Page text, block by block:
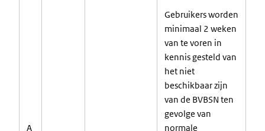
A
Gebruikers worden
minimaal 2 weken
van te voren in
kennis gesteld van
het niet
beschikbaar zijn
van de BVBSN ten
gevolge van
normale